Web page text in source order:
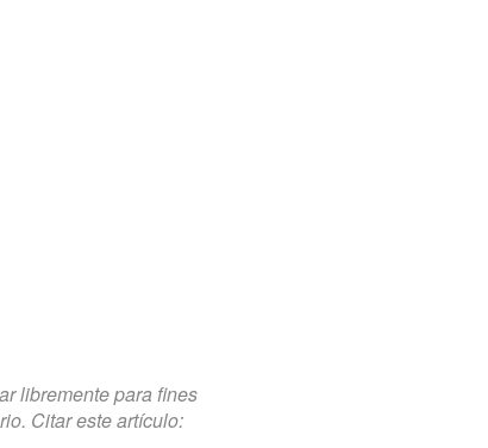
libremente para fines
Citar este artículo: